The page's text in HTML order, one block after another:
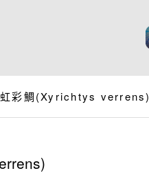
彩鯛(Xyrichtys verrens)
)